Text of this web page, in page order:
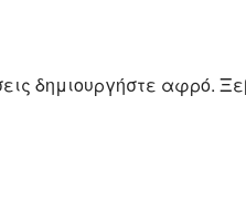
δημιουργήστε αφρό.